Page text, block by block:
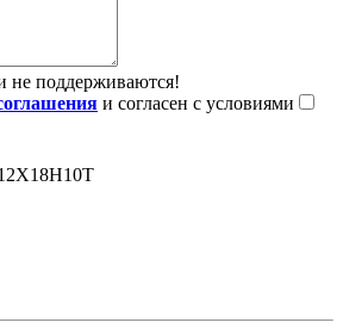
не поддерживаются!
и согласен с условиями